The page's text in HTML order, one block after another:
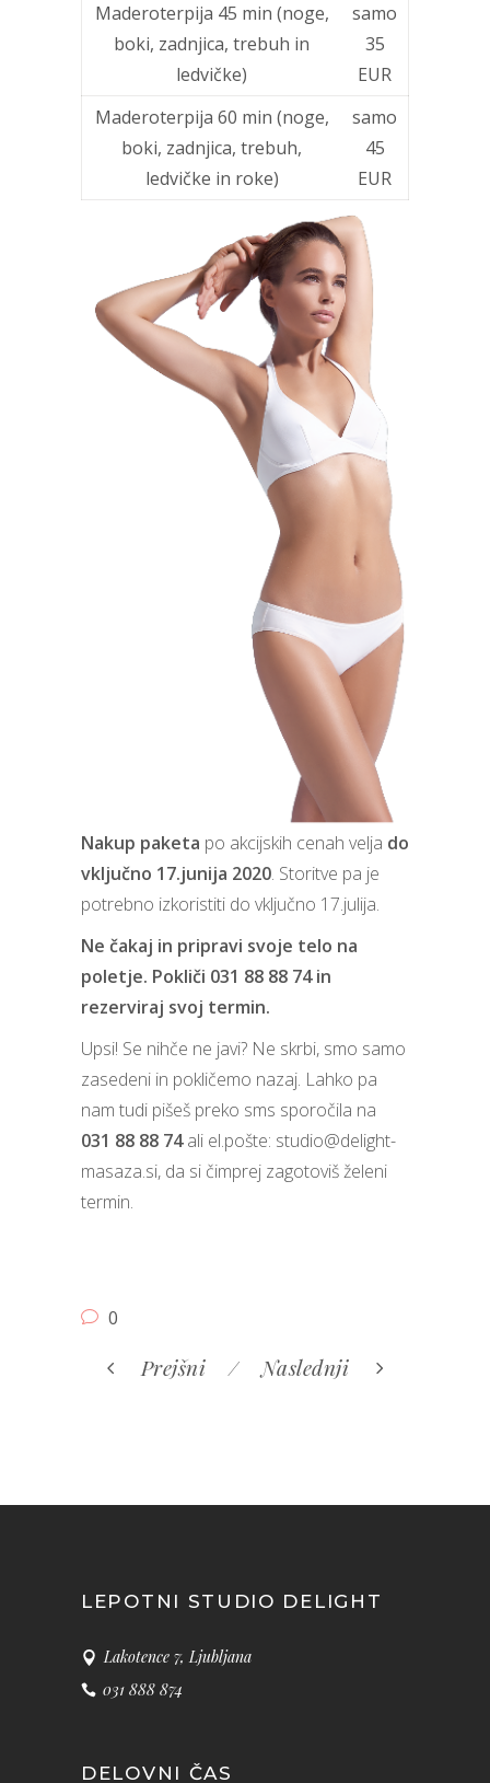
Maderoterpija 45 min (noge,
boki, zadnjica, trebuh in
ledvičke)
samo
35
EUR
Maderoterpija 60 min (noge,
boki, zadnjica, trebuh,
ledvičke in roke)
samo
45
EUR
Nakup paketa po akcijskih cenah velja do
vključno 17.junija 2020. Storitve pa je
potrebno izkoristiti do vključno 17.julija.
Ne čakaj in pripravi svoje telo na
poletje. Pokliči 031 88 88 74 in
rezerviraj svoj termin.
Upsi! Se nihče ne javi? Ne skrbi, smo samo
zasedeni in pokličemo nazaj. Lahko pa
nam tudi pišeš preko sms sporočila na
031 88 88 74ali el.pošte: studio@delight-
masaza.si, da si čimprej zagotoviš želeni
termin.
0
Prejšni Naslednji
LEPOTNI STUDIO DELIGHT
Lakotence 7, Ljubljana
031 888 874
DELOVNI ČAS